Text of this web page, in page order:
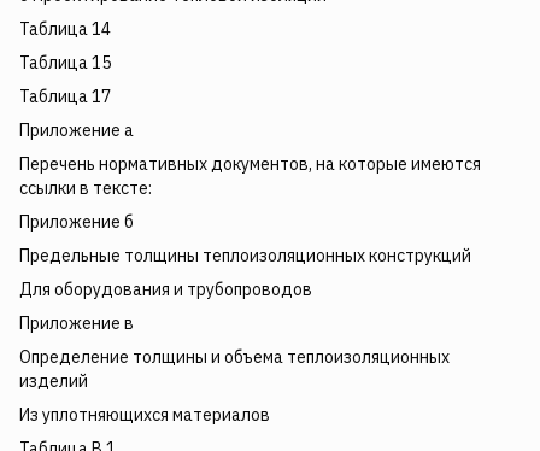
Таблица 14
Таблица 15
Таблица 17
Приложение а
Перечень нормативных документов, на которые имеются
ссылки в тексте:
Приложение б
Предельные толщины теплоизоляционных конструкций
Для оборудования и трубопроводов
Приложение в
Определение толщины и объема теплоизоляционных
изделий
Из уплотняющихся материалов